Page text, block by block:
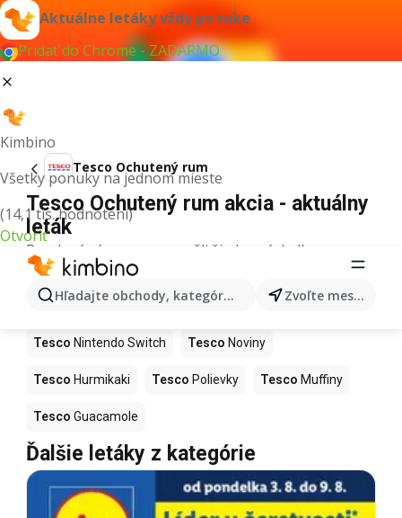
Aktuálne letáky vždy po ruke
Pridať do Chrome - ZADARMO
Kimbino
Všetky ponuky na jednom mieste
(14,1 tis. hodnotení)
Otvoriť
Hľadajte obchody, kategórie, produkty... Zvoľte mesto
Tesco Ochutený rum
Tesco Ochutený rum akcia - aktuálny
leták
Pre daný výraz sme nenašli žiadne výsledky.
Ďalšie produkty v obchodoch Tesco
Tesco Kapor Tesco Ashwagandha
Tesco Nintendo Switch Tesco Noviny
Tesco Hurmikaki Tesco Polievky Tesco Muffiny
Tesco Guacamole
Ďalšie letáky z kategórie